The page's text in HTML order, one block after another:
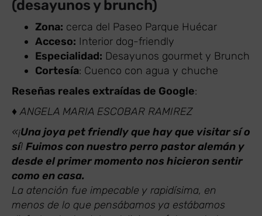
(desayunos y brunch)
Zona: cerca del Paseo Parque Huécar
Acceso: Interior dog-friendly
Especialidad: Desayunos gourmet y Brunch
Cortesía: Cuenco con agua y chuche
Reseñas reales extraídas de Google:
♦ ANGELA MARIA ESCOBAR RAMIREZ
«¡Una joya pet friendly que hay que visitar sí o
sí! Fuimos con nuestro perro pastor alemán y
desde el primer momento nos hicieron sentir
como en casa.
La atención fue impecable y rapidísima, en
menos de lo que pensábamos ya estábamos